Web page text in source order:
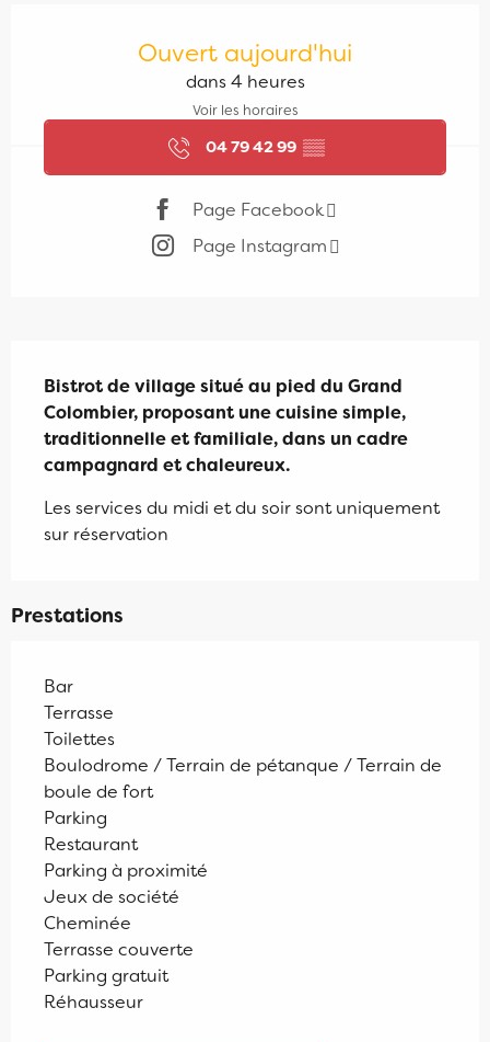
Ouvert aujourd'hui
dans 4 heures
Voir les horaires
04 79 42 99 ▒▒
Page Facebook
Page Instagram
Bistrot de village situé au pied du Grand
Colombier, proposant une cuisine simple,
traditionnelle et familiale, dans un cadre
campagnard et chaleureux.
Les services du midi et du soir sont uniquement
sur réservation
Prestations
Bar
Terrasse
Toilettes
Boulodrome / Terrain de pétanque / Terrain de
boule de fort
Parking
Restaurant
Parking à proximité
Jeux de société
Cheminée
Terrasse couverte
Parking gratuit
Réhausseur